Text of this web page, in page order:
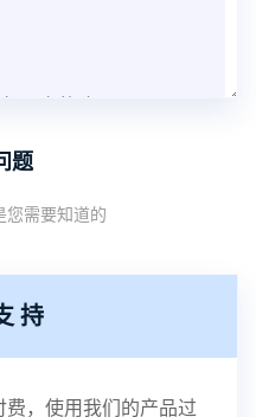
周卡的购买入口
题
您需要知道的
持
费，使用我们的产品过